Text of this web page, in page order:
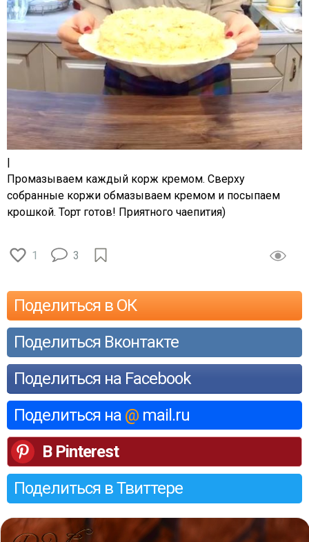
|
Промазываем каждый корж кремом. Сверху
собранные коржи обмазываем кремом и посыпаем
крошкой. Торт готов! Приятного чаепития)
1 3
Поделиться в ОК
Поделиться Вконтакте
Поделиться на Facebook
Поделиться на @ mail.ru
В Pinterest
Поделиться в Твиттере